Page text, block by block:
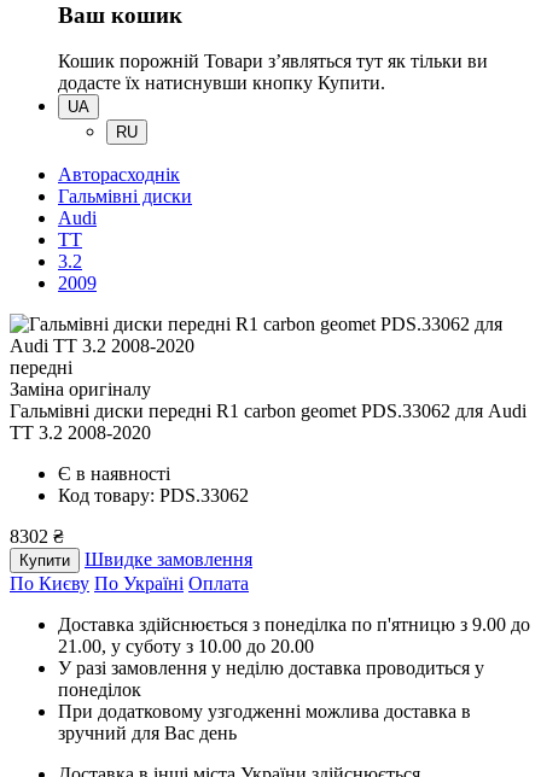
Ваш кошик
Кошик порожній Товари зʼявляться тут як тільки ви
додасте їх натиснувши кнопку Купити.
UA
RU
Авторасходнік
Гальмівні диски
Audi
TT
3.2
2009
передні
Заміна оригіналу
Гальмівні диски передні R1 carbon geomet PDS.33062 для Audi
TT 3.2 2008-2020
Є в наявності
Код товару: PDS.33062
8302 ₴
Купити
Швидке замовлення
По Києву По Україні Оплата
Доставка здійснюється з понеділка по п'ятницю з 9.00 до
21.00, у суботу з 10.00 до 20.00
У разі замовлення у неділю доставка проводиться у
понеділок
При додатковому узгодженні можлива доставка в
зручний для Вас день